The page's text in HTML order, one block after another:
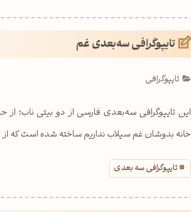
تایپوگرافی سه‌بعدی غم
تایپوگرافی
این تایپوگرافی سه‌بعدی فارسی از دو بیتی ناب؛ از
خانه بدوشان غم سیلاب نداریم ساخته شده است که
تایپوگرافی سه بعدی